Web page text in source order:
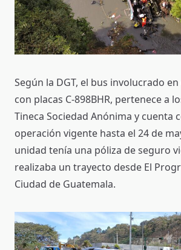
Según la DGT, el bus involucrado
con placas C-898BHR, pertenece a
Tineca Sociedad Anónima y cuenta
operación vigente hasta el 24 de
unidad tenía una póliza de seguro
realizaba un trayecto desde El
Ciudad de Guatemala.